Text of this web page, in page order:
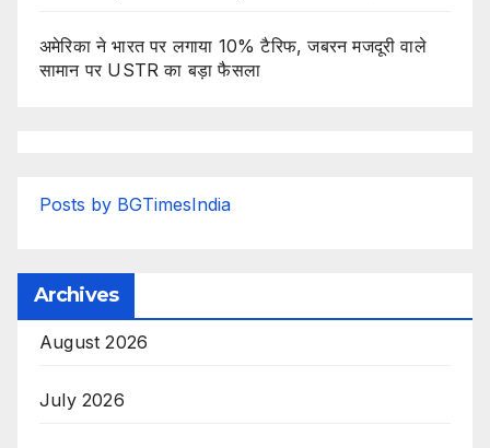
अमेरिका ने भारत पर लगाया 10% टैरिफ, जबरन मजदूरी वाले
सामान पर USTR का बड़ा फैसला
Posts by BGTimesIndia
Archives
August 2026
July 2026